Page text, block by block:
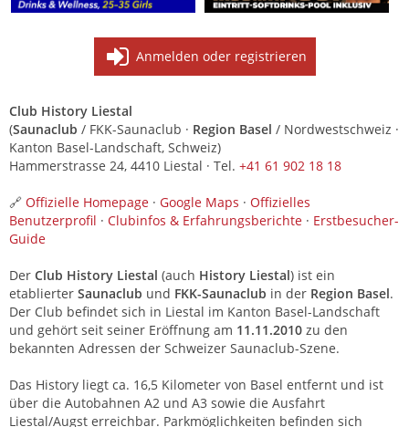
Anmelden oder registrieren
Club History Liestal
(Saunaclub / FKK-Saunaclub · Region Basel / Nordwestschweiz ·
Kanton Basel-Landschaft, Schweiz)
Hammerstrasse 24, 4410 Liestal · Tel. +41 61 902 18 18
🔗 Offizielle Homepage · Google Maps · Offizielles
Benutzerprofil · Clubinfos & Erfahrungsberichte · Erstbesucher-
Guide
Der Club History Liestal (auch History Liestal) ist ein
etablierter Saunaclub und FKK-Saunaclub in der Region Basel.
Der Club befindet sich in Liestal im Kanton Basel-Landschaft
und gehört seit seiner Eröffnung am 11.11.2010 zu den
bekannten Adressen der Schweizer Saunaclub-Szene.
Das History liegt ca. 16,5 Kilometer von Basel entfernt und ist
über die Autobahnen A2 und A3 sowie die Ausfahrt
Liestal/Augst erreichbar. Parkmöglichkeiten befinden sich